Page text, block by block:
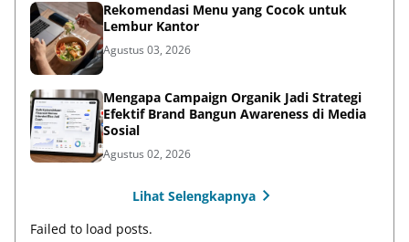
Rekomendasi Menu yang Cocok untuk
Lembur Kantor
Agustus 03, 2026
Mengapa Campaign Organik Jadi Strategi
Efektif Brand Bangun Awareness di Media
Sosial
Agustus 02, 2026
Lihat Selengkapnya
Failed to load posts.